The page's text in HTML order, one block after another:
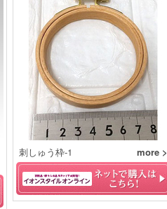
刺しゅう枠-1 more >